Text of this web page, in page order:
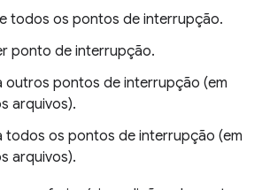
todos os pontos de interrupção.
ponto de interrupção.
outros pontos de interrupção (em
arquivos).
todos os pontos de interrupção (em
arquivos).